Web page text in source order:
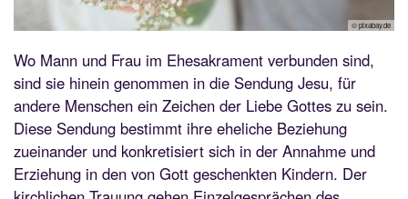
© pixabay.de
Wo Mann und Frau im Ehesakrament verbunden sind,
sind sie hinein genommen in die Sendung Jesu, für
andere Menschen ein Zeichen der Liebe Gottes zu sein.
Diese Sendung bestimmt ihre eheliche Beziehung
zueinander und konkretisiert sich in der Annahme und
Erziehung in den von Gott geschenkten Kindern. Der